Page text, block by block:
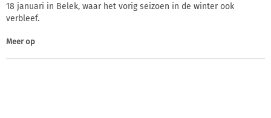
18 januari in Belek, waar het vorig seizoen in de winter ook
verbleef.
Meer op